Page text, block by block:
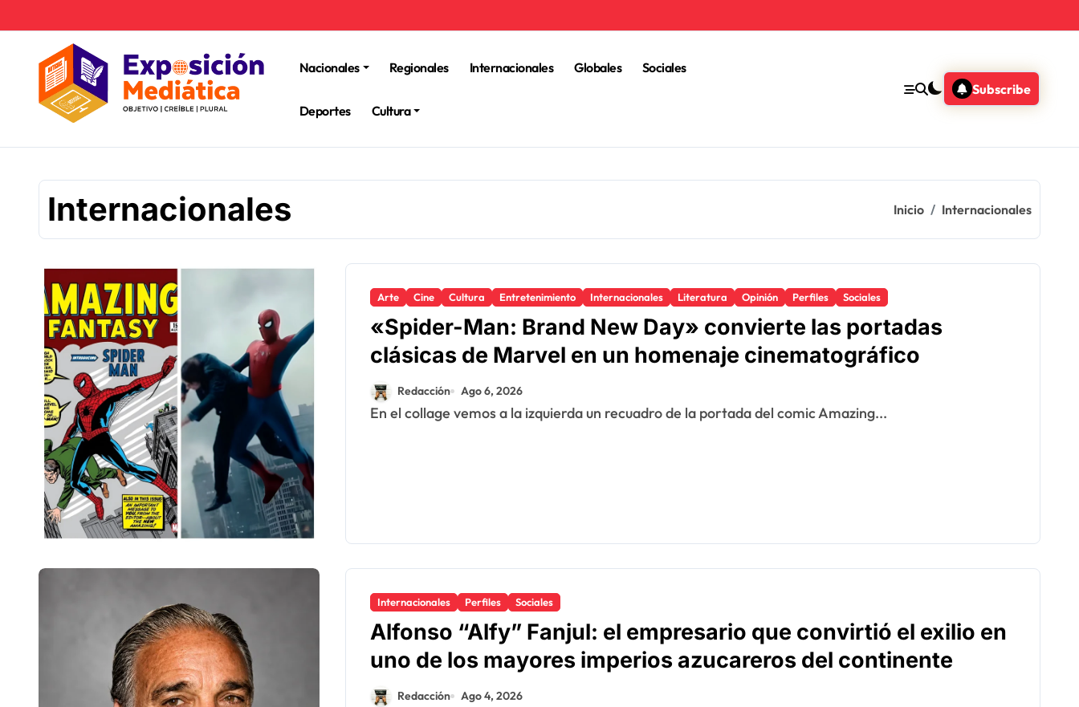
Nacionales
Regionales Internacionales Globales Sociales
Deportes Cultura
Subscribe
Internacionales Inicio Internacionales
Arte Cine Cultura Entretenimiento Internacionales Literatura Opinión Perfiles Sociales
«Spider-Man: Brand New Day» convierte las portadas
clásicas de Marvel en un homenaje cinematográfico
Redacción Ago 6, 2026
En el collage vemos a la izquierda un recuadro de la portada del comic Amazing...
Internacionales Perfiles Sociales
Alfonso “Alfy” Fanjul: el empresario que convirtió el exilio en
uno de los mayores imperios azucareros del continente
Redacción Ago 4, 2026